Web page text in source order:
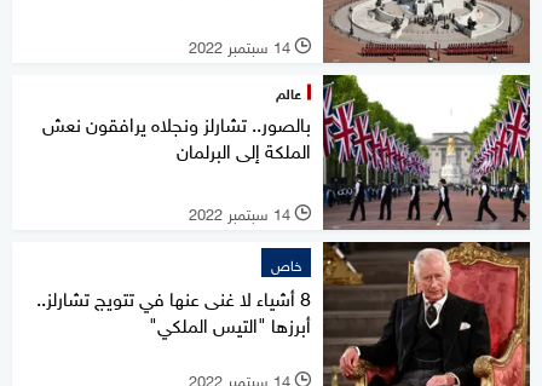
l 14 سبتمبر 2022
عالم
بالصور.. تشارلز ونجلاه يرافقون نعش
الملكة إلى البرلمان
l 14 سبتمبر 2022
خاص
8 أشياء لا غنى عنها في تتويج تشارلز..
أبرزها "التيس الملكي"
l 14 سبتمبر 2022